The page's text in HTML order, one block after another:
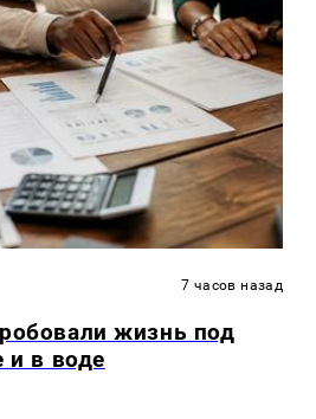
7 часов назад
жизнь под
и в воде